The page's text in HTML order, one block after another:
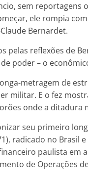
sem reportagens
ele rompia
Bernardet.
pelas reflexões de
poder – o
metragem de
militar. E o fez
onde a
seu primeiro
radicado no Brasil
paulista em
de Operações